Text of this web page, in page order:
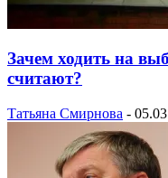
Зачем ходить на
считают?
Татьяна Смирнова -